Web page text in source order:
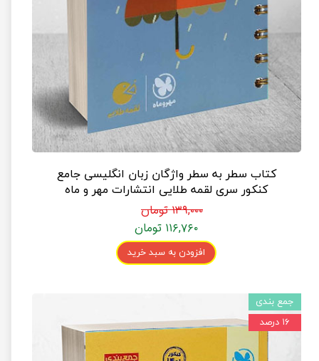
کتاب سطر به سطر واژگان زبان انگلیسی جامع
کنکور سری لقمه طلایی انتشارات مهر و ماه
۱۳۹,۰۰۰ تومان
۱۱۶,۷۶۰ تومان
افزودن به سبد خرید
جمع بندی
۱۶ درصد